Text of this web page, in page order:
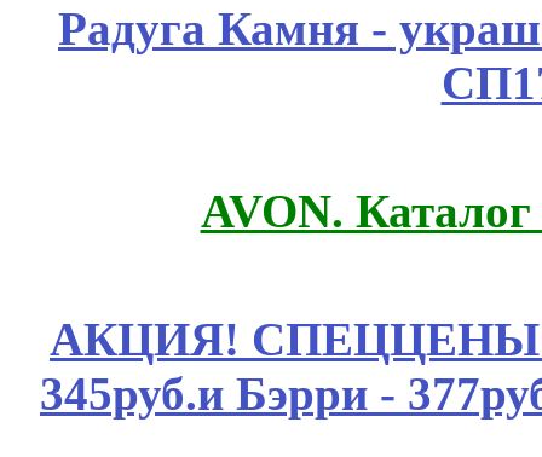
Радуга Камня -
AVON.
АКЦИЯ! СПЕЦЦЕНЫ
345руб.и Бэрри -